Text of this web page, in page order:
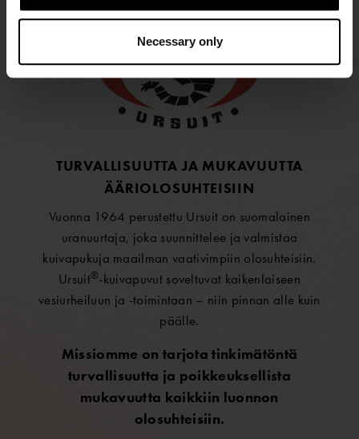
Necessary only
TURVALLISUUTTA JA MUKAVUUTTA
ÄÄRIOLOSUHTEISIIN
Vuonna 1964 perustettu Ursuit on suomalainen
uranuurtaja, joka suunnittelee ja valmistaa
kuivapukuja maailman vaativimpiin olosuhteisiin.
Ursuit®-kuivapuvut soveltuvat kaikenlaiseen
vesiurheiluun ja -toimintaan – niin pinnan alle kuin
päälle.
Missiomme on tarjota tinkimätöntä
turvallisuutta ja poikkeuksellista
mukavuutta kaikkiin luonnon
olosuhteisiin.